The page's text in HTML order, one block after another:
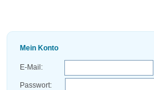
Mein Konto
E-Mail:
Passwort: